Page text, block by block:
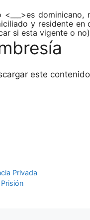
<___>es
y residente en
si esta vigente o
este
Privada